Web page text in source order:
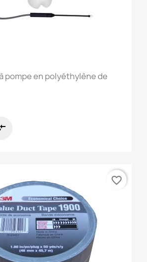
pompe en polyéthylène de
favorite_border